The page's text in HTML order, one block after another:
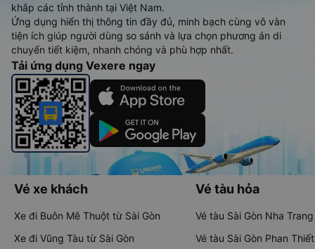
khắp các tỉnh thành tại Việt Nam.
Ứng dụng hiển thị thông tin đầy đủ, minh bạch cùng vô vàn
tiện ích giúp người dùng so sánh và lựa chọn phương án di
chuyển tiết kiệm, nhanh chóng và phù hợp nhất.
Tải ứng dụng Vexere ngay
Vé xe khách
Xe đi Buôn Mê Thuột từ Sài Gòn
Xe đi Vũng Tàu từ Sài Gòn
Vé tàu hỏa
Vé tàu Sài Gòn Nha Trang
Vé tàu Sài Gòn Phan Thiết